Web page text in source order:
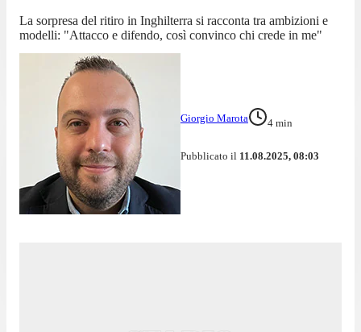
La sorpresa del ritiro in Inghilterra si racconta tra ambizioni e
modelli: "Attacco e difendo, così convinco chi crede in me"
Giorgio Marota 4 min
Pubblicato il 11.08.2025, 08:03